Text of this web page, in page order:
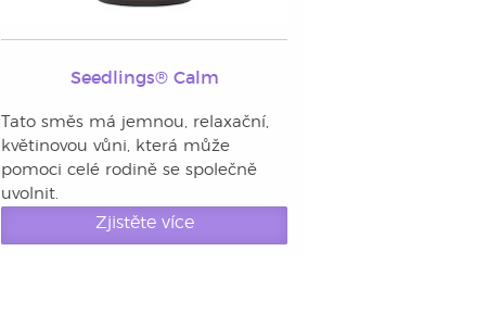
Seedlings® Calm
Tato směs má jemnou, relaxační,
květinovou vůni, která může
pomoci celé rodině se společně
uvolnit.
Zjistěte více